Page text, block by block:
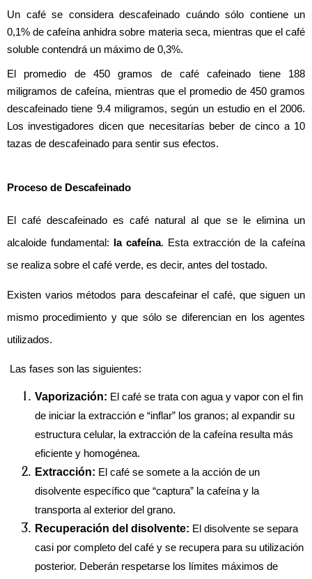
Un café se considera descafeinado cuándo sólo contiene un
0,1% de cafeína anhidra sobre materia seca, mientras que el café
soluble contendrá un máximo de 0,3%.
El promedio de 450 gramos de café cafeinado tiene 188
miligramos de cafeína, mientras que el promedio de 450 gramos
descafeinado tiene 9.4 miligramos, según un estudio en el 2006.
Los investigadores dicen que necesitarías beber de cinco a 10
tazas de descafeinado para sentir sus efectos.
Proceso de Descafeinado
El café descafeinado es café natural al que se le elimina un
alcaloide fundamental:
la cafeína. Esta extracción de la cafeína
se realiza sobre el café verde, es decir, antes del tostado.
Existen varios métodos para descafeinar el café, que siguen un
mismo procedimiento y que sólo se diferencian en los agentes
utilizados.
Las fases son las siguientes:
Vaporización: El café se trata con agua y vapor con el fin
de iniciar la extracción e “inflar” los granos; al expandir su
estructura celular, la extracción de la cafeína resulta más
eficiente y homogénea.
Extracción: El café se somete a la acción de un
disolvente específico que “captura” la cafeína y la
transporta al exterior del grano.
Recuperación del disolvente: El disolvente se separa
casi por completo del café y se recupera para su utilización
posterior. Deberán respetarse los límites máximos de